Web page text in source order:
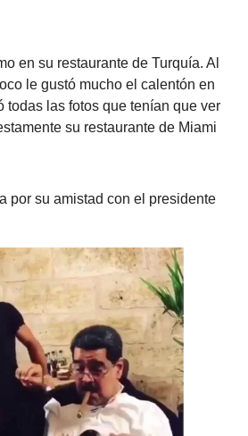
en su restaurante de Turquía. Al
le gustó mucho el calentón en
todas las fotos que tenían que ver
su restaurante de Miami
por su amistad con el presidente